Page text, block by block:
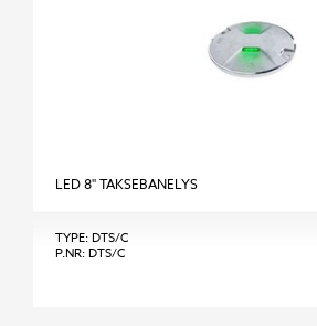
LED 8" TAKSEBANELYS
TYPE: DTS/C
P.NR: DTS/C